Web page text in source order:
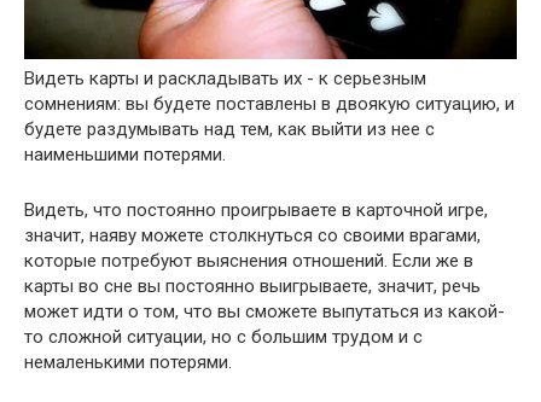
Видеть карты и раскладывать их - к серьезным
сомнениям: вы будете поставлены в двоякую ситуацию, и
будете раздумывать над тем, как выйти из нее с
наименьшими потерями.
Видеть, что постоянно проигрываете в карточной игре,
значит, наяву можете столкнуться со своими врагами,
которые потребуют выяснения отношений. Если же в
карты во сне вы постоянно выигрываете, значит, речь
может идти о том, что вы сможете выпутаться из какой-
то сложной ситуации, но с большим трудом и с
немаленькими потерями.